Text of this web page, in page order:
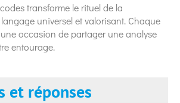
transforme le rituel de la
universel et valorisant. Chaque
occasion de partager une analyse
entourage.
et réponses